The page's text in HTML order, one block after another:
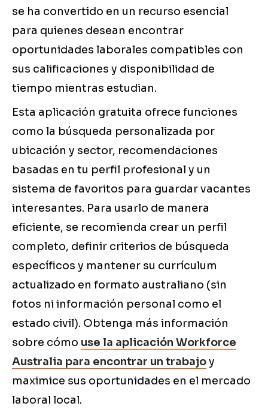
se ha convertido en un recurso esencial
para quienes desean encontrar
oportunidades laborales compatibles con
sus calificaciones y disponibilidad de
tiempo mientras estudian.
Esta aplicación gratuita ofrece funciones
como la búsqueda personalizada por
ubicación y sector, recomendaciones
basadas en tu perfil profesional y un
sistema de favoritos para guardar vacantes
interesantes. Para usarlo de manera
eficiente, se recomienda crear un perfil
completo, definir criterios de búsqueda
específicos y mantener su currículum
actualizado en formato australiano (sin
fotos ni información personal como el
estado civil). Obtenga más información
sobre cómo use la aplicación Workforce
Australia para encontrar un trabajoy
maximice sus oportunidades en el mercado
laboral local.